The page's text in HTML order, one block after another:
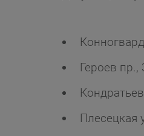
Героев пр.,
Плесецкая